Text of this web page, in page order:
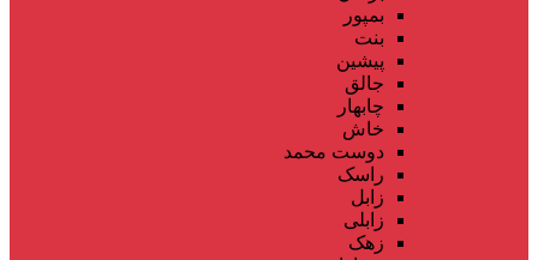
بمپور
بنت
پیشین
جالق
چابهار
خاش
دوست محمد
راسک
زابل
زابلی
زهک